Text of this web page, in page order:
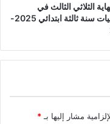
الثلاثي الثالث في
الرياضيات سنة ثالثة ابتدائي 2025-
مشار إليها بـ *